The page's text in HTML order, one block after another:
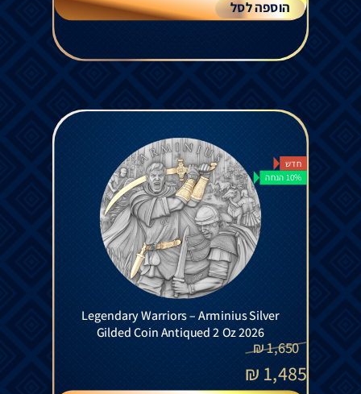
הוספה לסל
חדש
10% הנחה
Legendary Warriors – Arminius Silver
Gilded Coin Antiqued 2 Oz 2026
1,650
₪
1,485
₪